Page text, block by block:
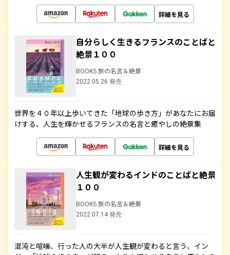
詳細を見る
自分らしく生きるフランスのことばと
絶景１００
BOOKS 旅の名言＆絶景
2022.05.26 発売
世界を４０年以上歩いてきた「地球の歩き方」があなたにお届
けする、人生を輝かせるフランスの名言と癒やしの絶景集
詳細を見る
人生観が変わるインドのことばと絶景
１００
BOOKS 旅の名言＆絶景
2022.07.14 発売
混沌と喧噪、行った人の大半が人生観が変わると言う、イン